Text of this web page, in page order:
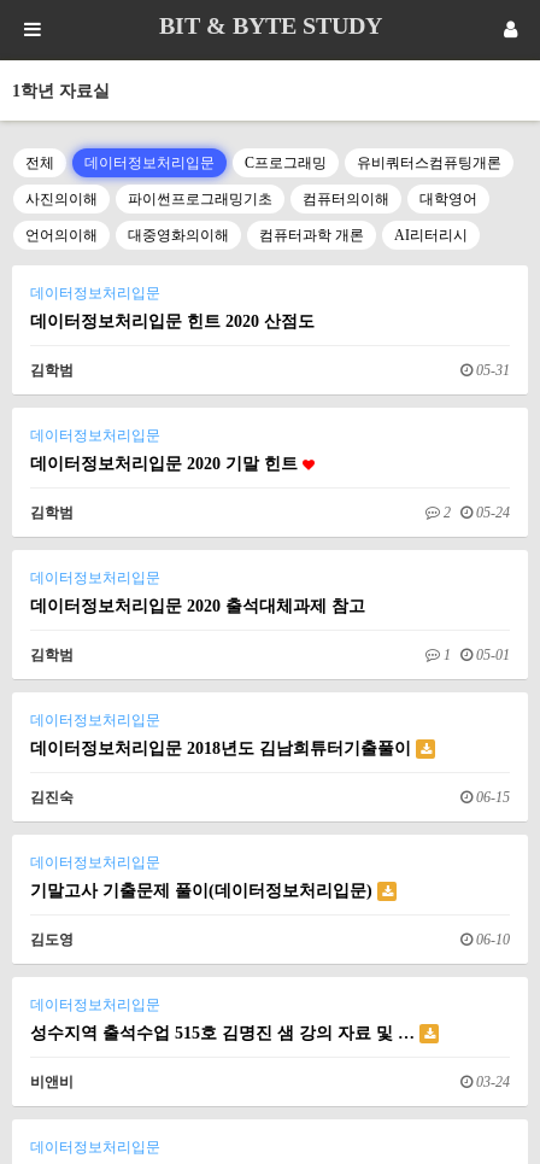
BIT & BYTE STUDY
1학년 자료실
전체 데이터정보처리입문 C프로그래밍 유비쿼터스컴퓨팅개론
사진의이해 파이썬프로그래밍기초 컴퓨터의이해 대학영어
언어의이해 대중영화의이해 컴퓨터과학 개론 AI리터리시
데이터정보처리입문
데이터정보처리입문 힌트 2020 산점도
김학범 05-31
데이터정보처리입문
데이터정보처리입문 2020 기말 힌트
김학범 2 05-24
데이터정보처리입문
데이터정보처리입문 2020 출석대체과제 참고
김학범 1 05-01
데이터정보처리입문
데이터정보처리입문 2018년도 김남희튜터기출풀이
김진숙 06-15
데이터정보처리입문
기말고사 기출문제 풀이(데이터정보처리입문)
김도영 06-10
데이터정보처리입문
성수지역 출석수업 515호 김명진 샘 강의 자료 및 …
비앤비 03-24
데이터정보처리입문